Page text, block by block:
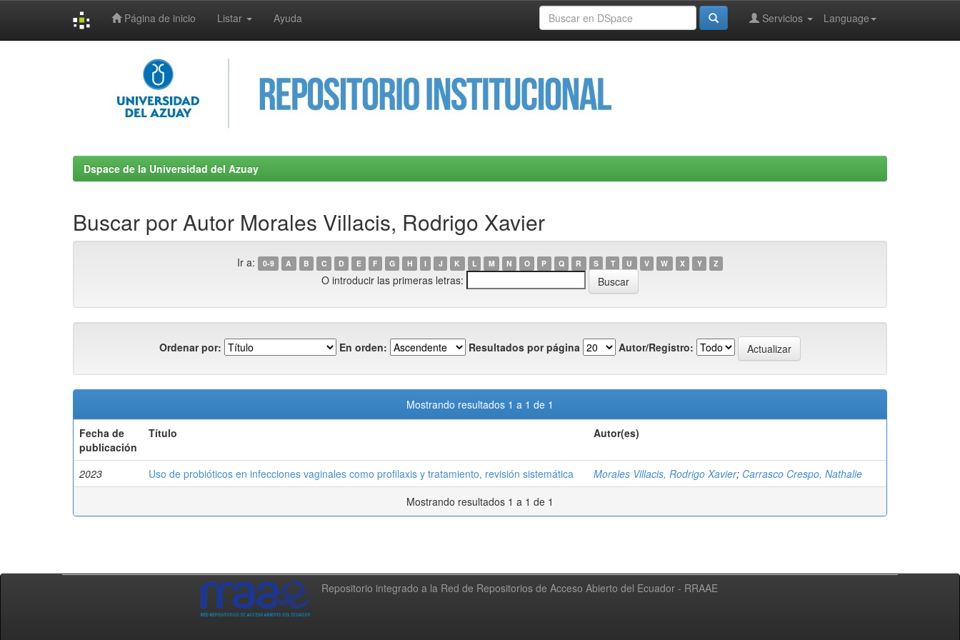
Página de inicio Listar Ayuda Language
Servicios
Dspace de la Universidad del Azuay
Buscar por Autor Morales Villacis, Rodrigo Xavier
Ir a: 0-9 A B C D E F G H I J K L M N O P Q R S T U V W X Y Z
O introducir las primeras letras:
Ordenar por: En orden: Resultados por página Autor/Registro:
Mostrando resultados 1 a 1 de 1
Fecha de
publicación
Título Autor(es)
2023 Uso de probióticos en infecciones vaginales como profilaxis y tratamiento, revisión sistemática Morales Villacis, Rodrigo Xavier; Carrasco Crespo, Nathalie
Mostrando resultados 1 a 1 de 1
Repositorio integrado a la Red de Repositorios de Acceso Abierto del Ecuador - RRAAE